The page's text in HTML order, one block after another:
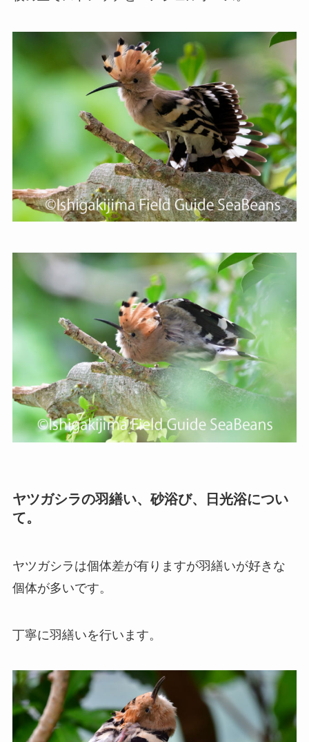
ヤツガシラの羽繕い、砂浴び、日光浴につい
て。
ヤツガシラは個体差が有りますが羽繕いが好きな
個体が多いです。
丁寧に羽繕いを行います。